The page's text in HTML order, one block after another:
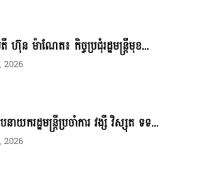
ហ៊ុន ម៉ាណែត៖ កិច្ចប្រជុំរដ្ឋមន្ត្រីមុខ...
2026
ាយករដ្ឋមន្ត្រីប្រចាំការ វង្សី វិស្សុត ទទ...
2026